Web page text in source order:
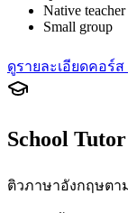
Native teacher
Small group
ดูรายละเอียดคอร์ส
School
ติวภาษาอังกฤษตา